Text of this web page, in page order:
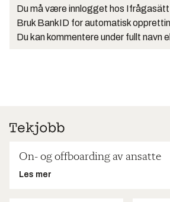
Du må være innlogget hos
Bruk BankID for automatisk
Du kan kommentere under fullt navn
On- og offboarding av ansatte
Les mer